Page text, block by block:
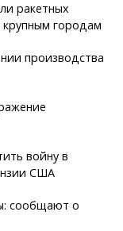
ракетных
городам
производства
войну в
США
сообщают о